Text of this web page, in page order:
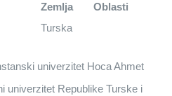
Zemlja
Oblasti
Turska
univerzitet Hoca Ahmet
univerzitet Republike Turske i